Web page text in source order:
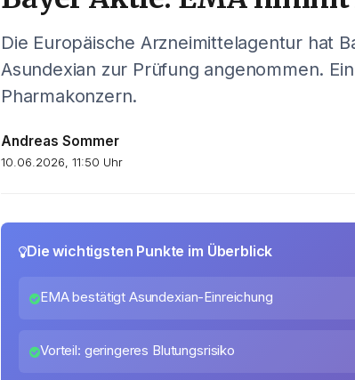
Die Europäische Arzneimittelagentur hat
Asundexian zur Prüfung angenommen.
Pharmakonzern.
Andreas Sommer
10.06.2026, 11:50 Uhr
Die wichtigsten Punkte im Überblick
EMA bestätigt Asundexian-Einreichung
Vorteil: geringeres Blutungsrisiko